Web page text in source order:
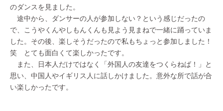
のダンスを見ました。
途中から、ダンサーの人が参加しない？という感じだったの
で、こうやくんやしもんくんも見よう見まねで一緒に踊っていま
した。その後、楽しそうだったので私もちょっと参加しました！
笑 とても面白くて楽しかったです。
また、日本人だけではなく「外国人の友達をつくらねば！」と
思い、中国人やイギリス人に話しかけました。意外な所で話が合
い楽しかったです。